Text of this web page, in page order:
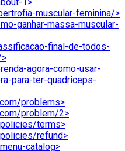
1>
muscular-feminina/>
ganhar-massa-muscular-
final-de-todos-
agora-como-usar-
para-ter-quadriceps-
problems>
problem/2>
terms>
refund>
catalog>